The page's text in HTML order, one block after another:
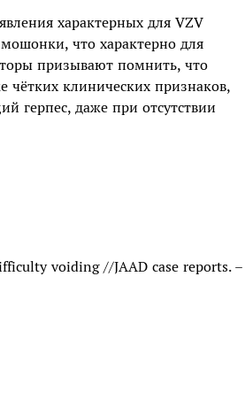
характерных для VZV
что характерно для
призывают помнить, что
клинических признаков,
герпес, даже при отсутствии
voiding //JAAD case reports. –